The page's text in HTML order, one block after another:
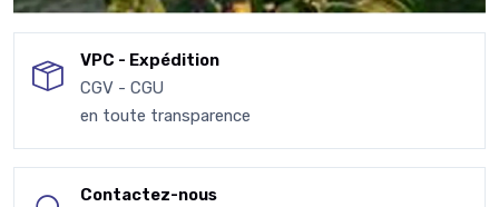
VPC - Expédition
CGV - CGU
en toute transparence
Contactez-nous